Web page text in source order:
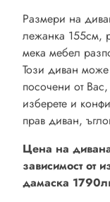
Размери на
лежанка 155см,
мека мебел
Този диван
посочени от
изберете и
прав диван,
Цена на
зависимост от
дамаска